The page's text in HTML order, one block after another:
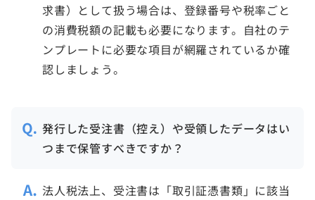
求書）として扱う場合は、登録番号や税率ごと
の消費税額の記載も必要になります。自社のテ
ンプレートに必要な項目が網羅されているか確
認しましょう。
発行した受注書（控え）や受領したデータはい
つまで保管すべきですか？
法人税法上、受注書は「取引証憑書類」に該当